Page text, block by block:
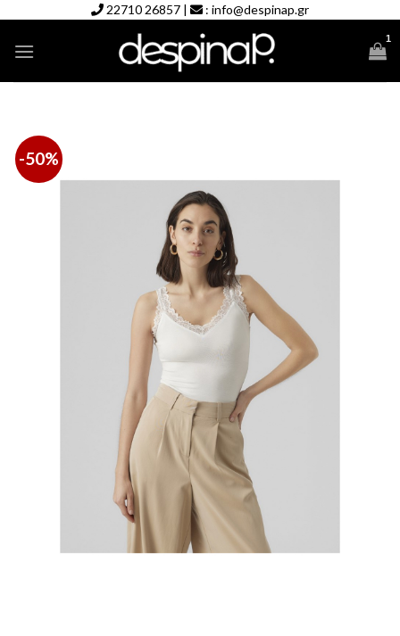
content
22710 26857 | : info@despinap.gr
-50%